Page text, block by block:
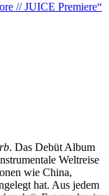
// JUICE Premiere“
. Das Debüt Album
Weltreise
wie China,
hat. Aus jedem